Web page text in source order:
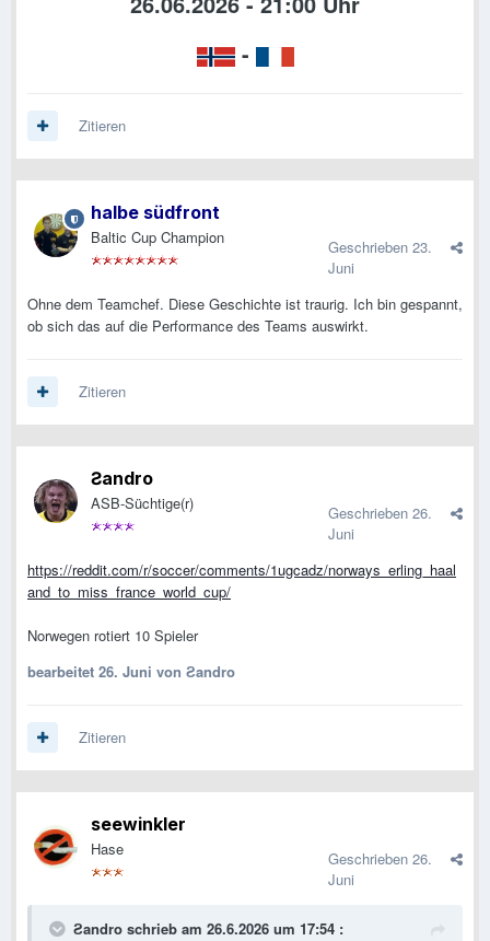
-
Zitieren
halbe südfront
Baltic Cup Champion Geschrieben 23.
Juni
Ohne dem Teamchef. Diese Geschichte ist traurig. Ich bin gespannt,
ob sich das auf die Performance des Teams auswirkt.
Zitieren
Ƨandro
ASB-Süchtige(r) Geschrieben 26.
Juni
https://reddit.com/r/soccer/comments/1ugcadz/norways_erling_haal
and_to_miss_france_world_cup/
Norwegen rotiert 10 Spieler
bearbeitet 26. Juni von Ƨandro
Zitieren
seewinkler
Hase Geschrieben 26.
Juni
Ƨandro schrieb am 26.6.2026 um 17:54 :